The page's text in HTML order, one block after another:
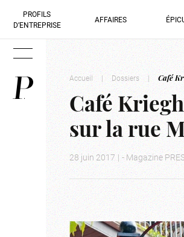
PROFILS
D’ENTREPRISE
AFFAIRES
Accueil | Dossiers | Café
Café
sur la rue
28 juin 2017 | - Magazine